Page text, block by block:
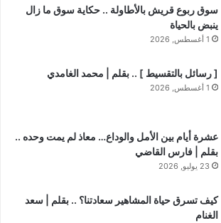
سوق ربوع قريش بالأطاولة .. حكاية سوق ما زال
ينبض بالحياة
1 أغسطس, 2026
​[ رسائل بالتقسيط ] .. بقلم | محمد الغامدي
1 أغسطس, 2026
عشرة أيام بين الأمل والوداع… معاذ لم يمت وحده ..
بقلم | فارس القاضي
23 يوليو, 2026
كيف تسرق حياة المشاهير سعادتنا؟ .. بقلم | سعد
الغنام